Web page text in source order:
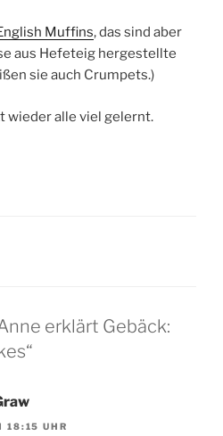
Muffins, das sind aber
aus Hefeteig hergestellte
sie auch Crumpets.)
wieder alle viel gelernt.
erklärt Gebäck:
18:15 UHR